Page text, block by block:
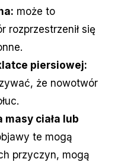
może to
rozprzestrzenił się
piersiowej:
że nowotwór
ciała lub
te mogą
przyczyn, mogą